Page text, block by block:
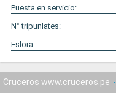
Puesta en servicio:
N° tripunlates:
Eslora:
Cruceros www.cruceros.pe